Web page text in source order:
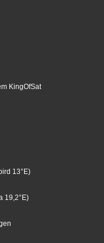
KingOfSat
13°E)
19,2°E)